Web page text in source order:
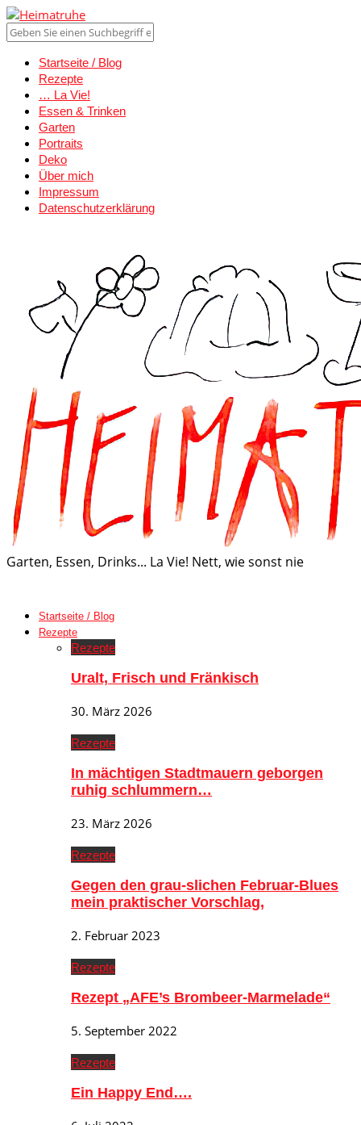
Startseite / Blog
Rezepte
… La Vie!
Essen & Trinken
Garten
Portraits
Deko
Über mich
Impressum
Datenschutzerklärung
Garten, Essen, Drinks... La Vie! Nett, wie sonst nie
Startseite / Blog
Rezepte
Rezepte
Uralt, Frisch und Fränkisch
30. März 2026
Rezepte
In mächtigen Stadtmauern geborgen
ruhig schlummern…
23. März 2026
Rezepte
Gegen den grau-slichen Februar-Blues
mein praktischer Vorschlag,
2. Februar 2023
Rezepte
Rezept „AFE’s Brombeer-Marmelade“
5. September 2022
Rezepte
Ein Happy End….